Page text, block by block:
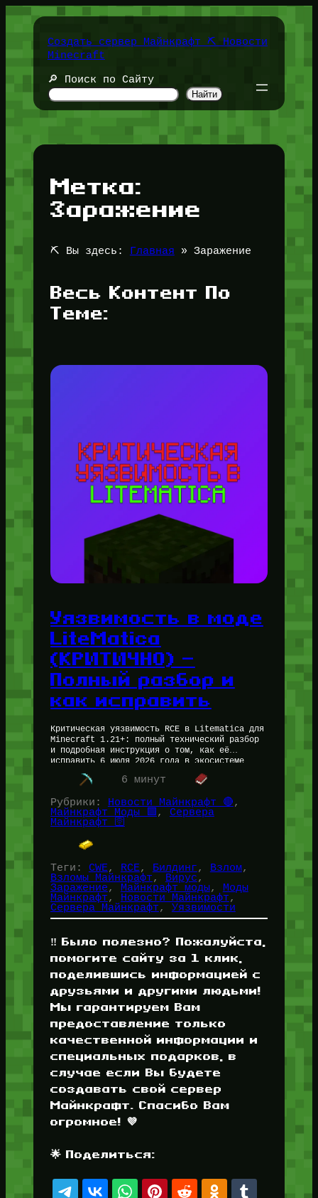
содержимомуСоздать сервер Майнкрафт ⛏️ Новости
Minecraft
🔎 Поиск по Сайту
Найти
Метка:
Заражение
⛏️ Вы здесь: Главная » Заражение
Весь Контент По
Теме:
Уязвимость в моде
LiteMatica
(КРИТИЧНО) —
Полный разбор и
как исправить
Критическая уязвимость RCE в Litematica для
Minecraft 1.21+: полный технический разбор
и подробная инструкция о том, как её
исправить 6 июля 2026 года в экосистеме
моддинга Minecraft Java Edition произошел…
6 минут
Рубрики: Новости Майнкрафт 🔴
Майнкрафт Моды 🟩, Сервера
Майнкрафт 🛜
Теги: CWE, RCE, Билдинг, Взлом
Взломы Майнкрафт, Вирус
Заражение, Майнкрафт моды,
Моды
Майнкрафт, Новости Майнкрафт
Сервера Майнкрафт, Уязвимости
‼️ Было полезно? Пожалуйста,
помогите сайту за 1 клик,
поделившись информацией с
друзьями и другими людьми!
Мы гарантируем Вам
предоставление только
качественной информации и
специальных подарков, в
случае если Вы будете
создавать свой сервер
Майнкрафт. Спасибо Вам
огромное! 💜
🌟 Поделиться: